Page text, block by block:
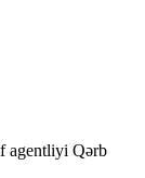
agentliyi Qərb